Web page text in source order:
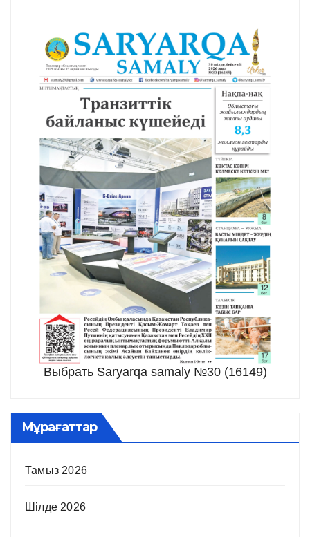
Выбрать Saryarqa samaly №30 (16149)
Мұрағаттар
Тамыз 2026
Шілде 2026